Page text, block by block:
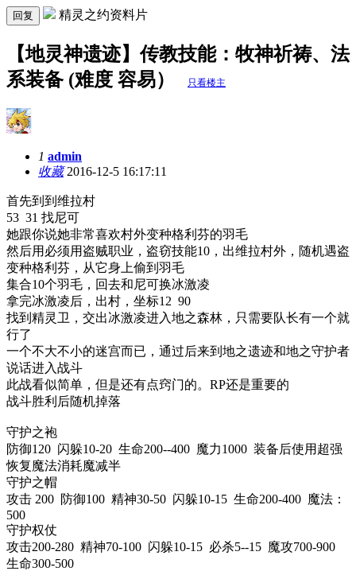
回复 精灵之约资料片
【地灵神遗迹】传教技能：牧神祈祷、法
系装备 (难度 容易）
只看楼主
1 admin
收藏2016-12-5 16:17:11
首先到到维拉村
53 31 找尼可
她跟你说她非常喜欢村外变种格利芬的羽毛
然后用必须用盗贼职业，盗窃技能10 ，出维拉村外，随机遇盗
变种格利芬，从它身上偷到羽毛
集合10个羽毛，回去和尼可换冰激凌
拿完冰激凌后，出村，坐标12 90
找到精灵卫，交出冰激凌进入地之森林，只需要队长有一个就
行了
一个不大不小的迷宫而已，通过后来到地之遗迹和地之守护者
说话进入战斗
此战看似简单，但是还有点窍门的。 RP还是重要的
战斗胜利后随机掉落
守护之袍
防御120 闪躲10-20 生命200--400 魔力1000 装备后使用超强
恢复魔法消耗魔减半
守护之帽
攻击 200 防御100 精神30-50 闪躲10-15 生命200-400 魔法：
500
守护权仗
攻击200-280 精神70-100 闪躲10-15 必杀5--15 魔攻700-900
生命300-500